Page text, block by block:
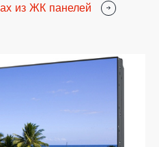
из ЖК панелей